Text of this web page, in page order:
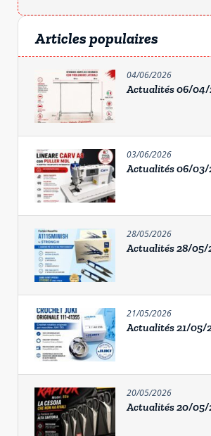
Articles populaires
04/06/2026
Actualités 06/04/
03/06/2026
Actualités 06/03/
28/05/2026
Actualités 28/05/
21/05/2026
Actualités 21/05/
20/05/2026
Actualités 20/05/